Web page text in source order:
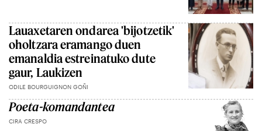
Lauaxetaren ondarea 'bijotzetik'
oholtzara eramango duen
emanaldia estreinatuko dute
gaur, Laukizen
ODILE BOURGUIGNON GOÑI
Poeta-komandantea
CIRA CRESPO